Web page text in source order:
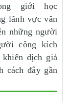
giới học
lãnh vực văn
những người
công kích
dịch giả
cách đây gần